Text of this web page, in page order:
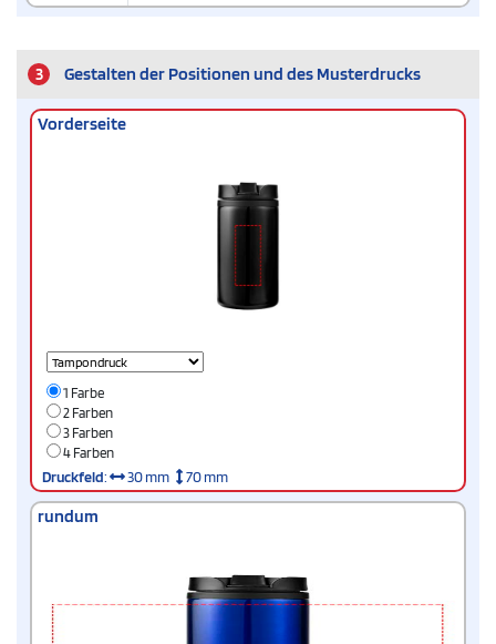
3 Gestalten der Positionen und des Musterdrucks
Vorderseite
1 Farbe
2 Farben
3 Farben
4 Farben
Druckfeld: 30 mm 70 mm
rundum